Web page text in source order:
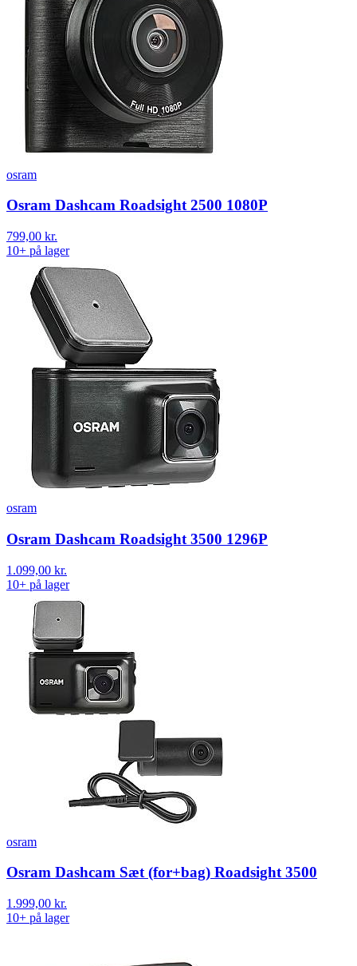
osram
Osram Dashcam Roadsight 2500 1080P
799,00 kr.
10+ på lager
osram
Osram Dashcam Roadsight 3500 1296P
1.099,00 kr.
10+ på lager
osram
Osram Dashcam Sæt (for+bag) Roadsight 3500
1.999,00 kr.
10+ på lager